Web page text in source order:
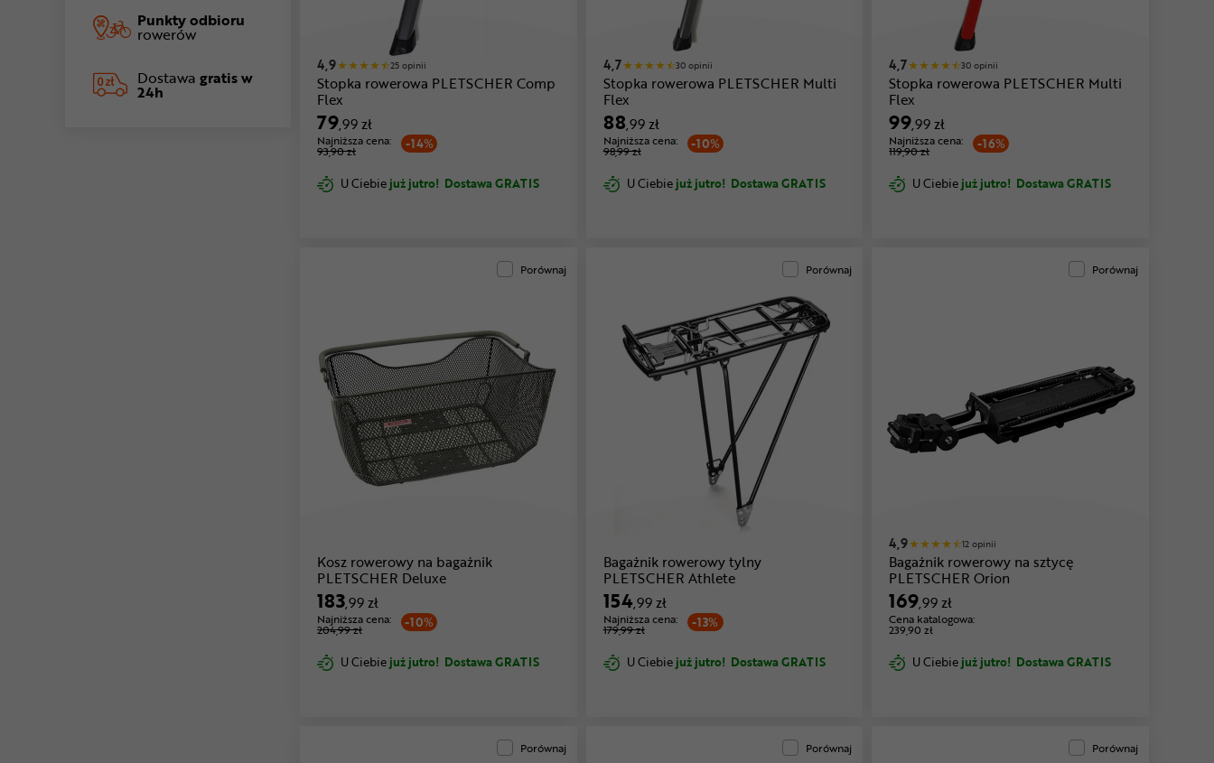
Punkty odbioru
rowerów
Dostawa gratis w
24h
4,9 25 opinii
Stopka rowerowa PLETSCHER Comp
Flex
79,99 zł
-14%
Najniższa cena:
93,90 zł
U Ciebiejuż jutro! Dostawa GRATIS
4,7 30 opinii
Stopka rowerowa PLETSCHER Multi
Flex
88,99 zł
-10%
Najniższa cena:
98,99 zł
U Ciebiejuż jutro! Dostawa GRATIS
4,7 30 opinii
Stopka rowerowa PLETSCHER Multi
Flex
99,99 zł
-16%
Najniższa cena:
119,90 zł
U Ciebiejuż jutro! Dostawa GRATIS
Porównaj
Kosz rowerowy na bagażnik
PLETSCHER Deluxe
183,99 zł
-10%
Najniższa cena:
204,99 zł
U Ciebiejuż jutro! Dostawa GRATIS
Porównaj
Bagażnik rowerowy tylny
PLETSCHER Athlete
154,99 zł
-13%
Najniższa cena:
179,99 zł
U Ciebiejuż jutro! Dostawa GRATIS
Porównaj
4,9 12 opinii
Bagażnik rowerowy na sztycę
PLETSCHER Orion
169,99 zł
Cena katalogowa:
239,90 zł
U Ciebiejuż jutro! Dostawa GRATIS
Porównaj Porównaj Porównaj